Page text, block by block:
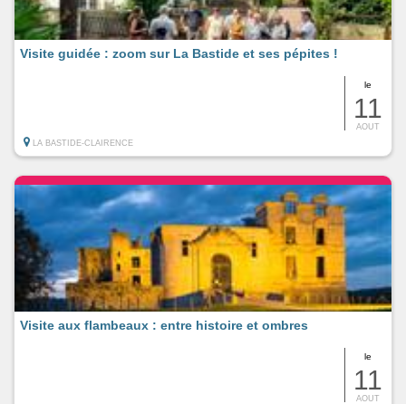
le
11
AOUT
Visite guidée : zoom sur La Bastide et ses pépites !
LA BASTIDE-CLAIRENCE
le
11
AOUT
Visite aux flambeaux : entre histoire et ombres